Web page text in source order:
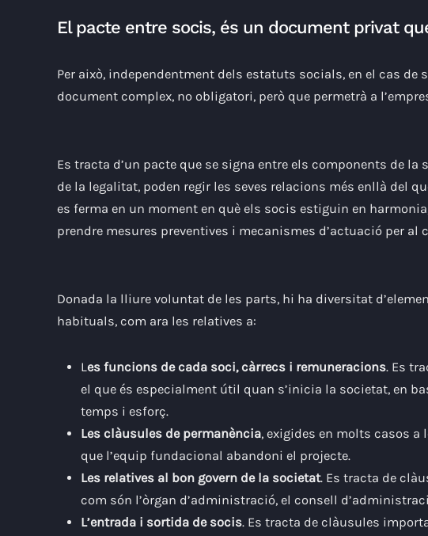
El pacte entre socis, és un document privat
Per això, independentment dels estatuts socials, en el cas
document complex, no obligatori, però que permetrà a
Es tracta d’un pacte que se signa entre els components de
de la legalitat, poden regir les seves relacions més enllà del
es ferma en un moment en què els socis estiguin en
prendre mesures preventives i mecanismes d’actuació per
Donada la lliure voluntat de les parts, hi ha diversitat
habituals, com ara les relatives a:
Les funcions de cada soci, càrrecs i remuneracions. Es
el que és especialment útil quan s’inicia la societat, en
temps i esforç.
Les clàusules de permanència, exigides en molts casos a
que l’equip fundacional abandoni el projecte.
Les relatives al bon govern de la societat. Es tracta de
com són l’òrgan d’administració, el consell
L’entrada i sortida de socis. Es tracta de clàusules